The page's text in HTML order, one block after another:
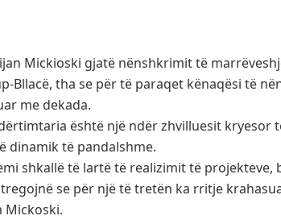
Mickioski gjatë nënshkrimit të
Bllacë, tha se për të paraqet kënaqësi të
me dekada.
është një ndër zhvilluesit kryesor
dinamik të pandalshme.
shkallë të lartë të realizimit të
tregojnë se për një të tretën ka rritje
Mickoski.